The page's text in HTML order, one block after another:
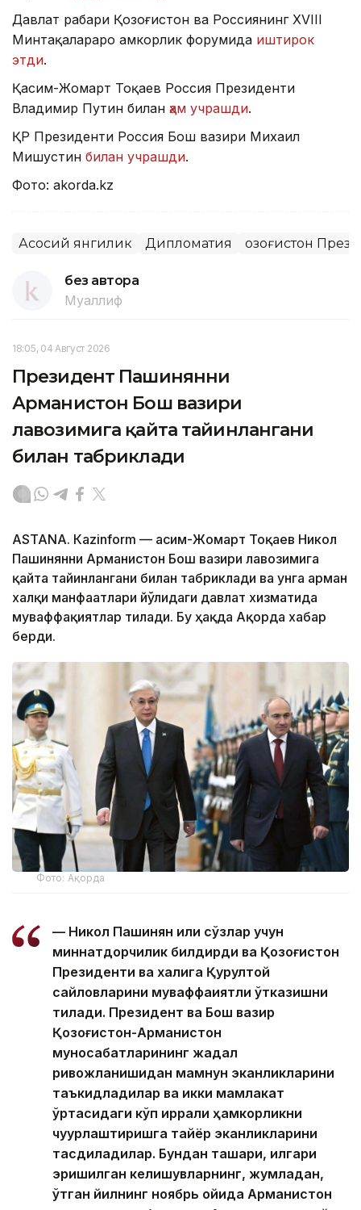
Давлат раҳбари Қозоғистон ва Россиянинг ХVIII
Минтақалараро ҳамкорлик форумида иштирок
этди.
Қасим-Жомарт Тоқаев Россия Президенти
Владимир Путин билан ҳам учрашди.
ҚР Президенти Россия Бош вазири Михаил
Мишустин билан учрашди.
Фото: akorda.kz
Асосий янгилик Дипломатия Қозоғистон
без автора
Муаллиф
18:05, 04 Август 2026
Президент Пашинянни
Арманистон Бош вазири
лавозимига қайта тайинлангани
билан табриклади
ASTANА. Кazinform — Қасим-Жомарт Тоқаев Никол
Пашинянни Арманистон Бош вазири лавозимига
қайта тайинлангани билан табриклади ва унга арман
халқи манфаатлари йўлидаги давлат хизматида
муваффақиятлар тилади. Бу ҳақда Ақорда хабар
берди.
Фото: Ақорда
— Никол Пашинян илиқ сўзлар учун
миннатдорчилик билдирди ва Қозоғистон
Президенти ва халқига Қурултой
сайловларини муваффақиятли ўтказишни
тилади. Президент ва Бош вазир
Қозоғистон-Арманистон
муносабатларининг жадал
ривожланишидан мамнун эканликларини
таъкидладилар ва икки мамлакат
ўртасидаги кўп қиррали ҳамкорликни
чуқурлаштиришга тайёр эканликларини
тасдиқладилар. Бундан ташқари, илгари
эришилган келишувларнинг, жумладан,
ўтган йилнинг ноябрь ойида Арманистон